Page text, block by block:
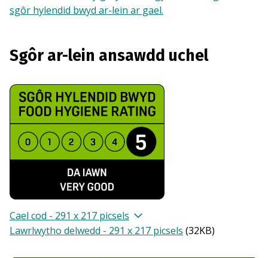
sgôr hylendid bwyd ar-lein ar gael.
Sgôr ar-lein ansawdd uchel
Cael cod - 291 x 217 picsels
Lawrlwytho delwedd - 291 x 217 picsels (32KB)